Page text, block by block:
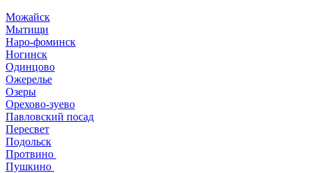
Можайск
Мытищи
Наро-фоминск
Ногинск
Одинцово
Ожерелье
Озеры
Орехово-зуево
Павловский посад
Пересвет
Подольск
Протвино
Пушкино